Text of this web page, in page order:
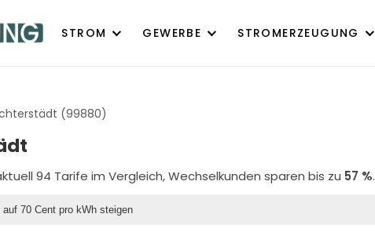
STROM GEWERBE STROMERZEUGUNG
(99880)
94 Tarife im Vergleich, Wechselkunden sparen bis zu 57 %.
70 Cent pro kWh steigen